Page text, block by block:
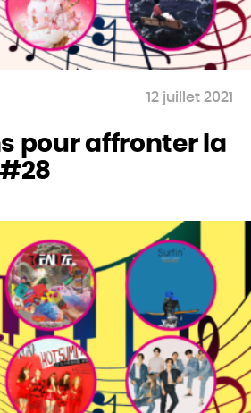
pour affronter la
12 juillet 2021